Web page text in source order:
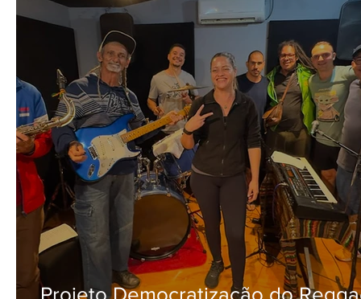
Projeto Democratização do